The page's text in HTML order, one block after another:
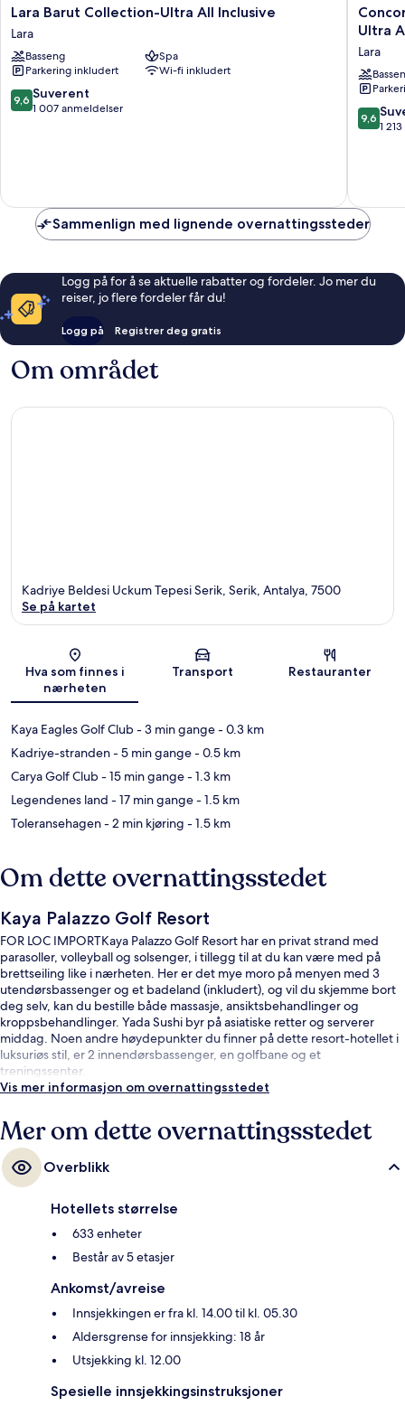
Lara
Barut
Collection-
Ultra
All
Inclusive
Lara
Lara Barut Collection-Ultra All Inclusive
Lara
Basseng
Spa
Parkering inkludert
Wi-fi inkludert
9.6
av
9,6 Suverent
1 007 anmeldelser
De
Resort
Lara
Antalya
-
Prive
Ultra
Lara
9.6
av
9,6
1
Sammenlign med lignende overnattingssteder
Logg på for å se aktuelle rabatter og fordeler. Jo mer du
reiser, jo flere fordeler får du!
Logg på Registrer deg gratis
Om området
Kart
Kadriye Beldesi Uckum Tepesi Serik, Serik, Antalya, 7500
Se på kartet
Hva som finnes i
nærheten
Transport Restauranter
Kaya Eagles Golf Club- 3 min gange- 0.3 km
Kadriye-stranden- 5 min gange- 0.5 km
Carya Golf Club- 15 min gange- 1.3 km
Legendenes land - 17 min gange- 1.5 km
Toleransehagen- 2 min kjøring - 1.5 km
Om dette overnattingsstedet
Kaya Palazzo Golf Resort
FOR LOC IMPORTKaya Palazzo Golf Resort har en privat strand med
parasoller, volleyball og solsenger, i tillegg til at du kan være med på
brettseiling like i nærheten. Her er det mye moro på menyen med 3
utendørsbassenger og et badeland (inkludert), og vil du skjemme bort
deg selv, kan du bestille både massasje, ansiktsbehandlinger og
kroppsbehandlinger. Yada Sushi byr på asiatiske retter og serverer
middag. Noen andre høydepunkter du finner på dette resort-hotellet i
luksuriøs stil, er 2 innendørsbassenger, en golfbane og et
treningssenter.
Vis mer informasjon om overnattingsstedet
Mer om dette overnattingsstedet
Overblikk
Hotellets størrelse
633 enheter
Består av 5 etasjer
Ankomst/avreise
Innsjekkingen er fra kl. 14.00 til kl. 05.30
Aldersgrense for innsjekking: 18 år
Utsjekking kl. 12.00
Spesielle innsjekkingsinstruksjoner